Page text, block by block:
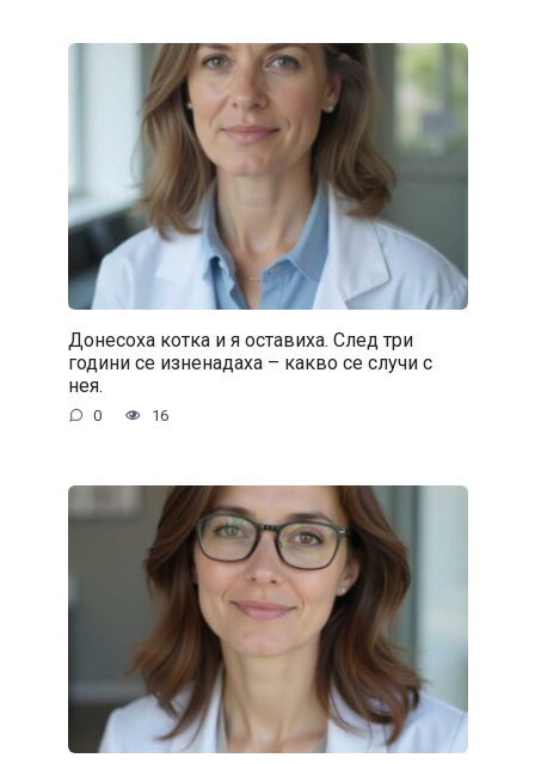
Донесоха котка и я оставиха. След три
години се изненадаха – какво се случи с
нея.
0 16